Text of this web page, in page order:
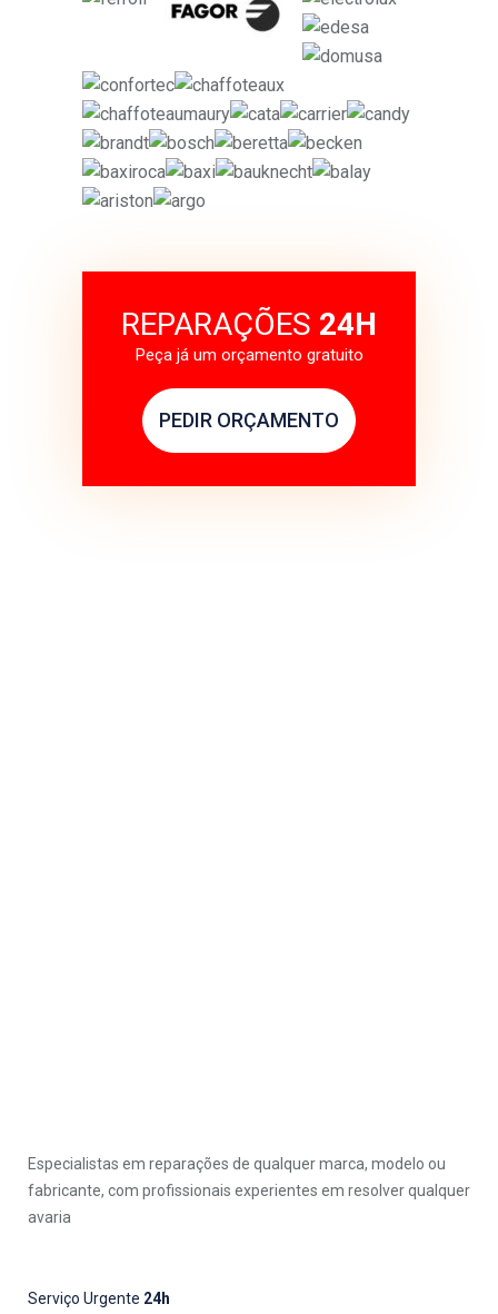
REPARAÇÕES 24H
Peça já um orçamento gratuito
PEDIR ORÇAMENTO
Especialistas em reparações de qualquer marca, modelo ou
fabricante, com profissionais experientes em resolver qualquer
avaria
Serviço Urgente 24h